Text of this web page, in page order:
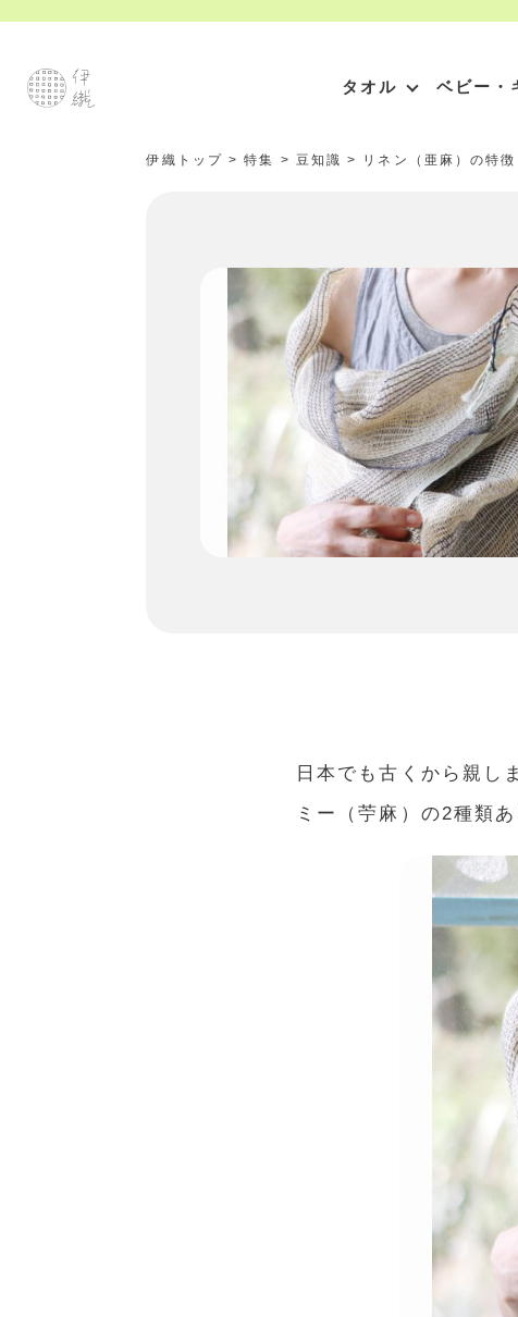
タオル ベビー・
伊織トップ >特集 > 豆知識 > リネン（亜麻）の特徴
日本でも古くから親し
ミー（苧麻）の2種類あ